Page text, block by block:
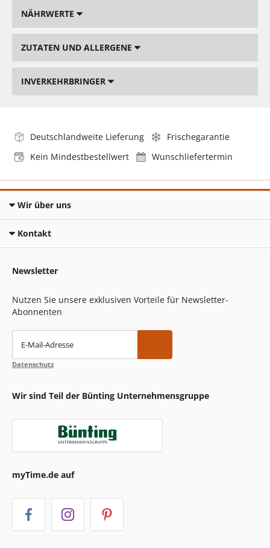
NÄHRWERTE
ZUTATEN UND ALLERGENE
INVERKEHRBRINGER
Deutschlandweite Lieferung
Frischegarantie
Kein Mindestbestellwert
Wunschliefertermin
Wir über uns
Kontakt
Newsletter
Nutzen Sie unsere exklusiven Vorteile für Newsletter-
Abonnenten
E-Mail-Adresse
Datenschutz
Wir sind Teil der Bünting Unternehmensgruppe
myTime.de auf